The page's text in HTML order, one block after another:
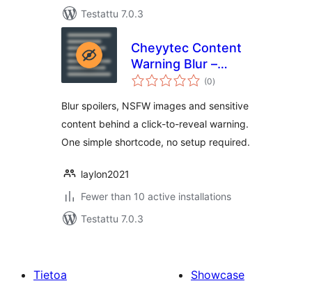
Testattu 7.0.3
Cheyytec Content
Warning Blur –
Spoiler, NSFW &
Click to Reveal
(0arvosanat
yhteensä
)
Blur spoilers, NSFW images and sensitive
content behind a click-to-reveal warning.
One simple shortcode, no setup required.
laylon2021
Fewer than 10 active installations
Testattu 7.0.3
Tietoa
Showcase